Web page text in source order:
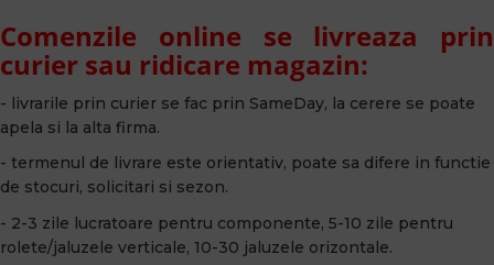
Comenzile online se livreaza prin
curier sau ridicare magazin:
- livrarile prin curier se fac prin SameDay, la cerere se poate
apela si la alta firma.
- termenul de livrare este orientativ, poate sa difere in functie
de stocuri, solicitari si sezon.
- 2-3 zile lucratoare pentru componente, 5-10 zile pentru
rolete/jaluzele verticale, 10-30 jaluzele orizontale.